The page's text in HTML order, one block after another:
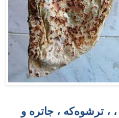
، ، ترشوه‌که‌ ، جاتره‌ و